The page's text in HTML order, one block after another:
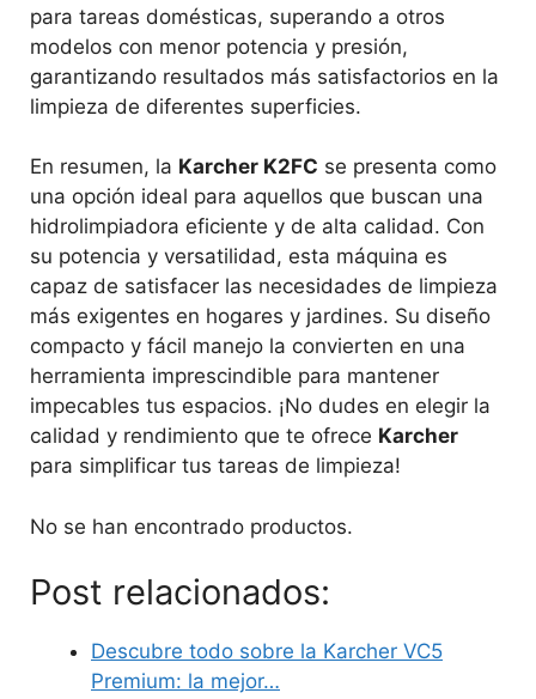
para tareas domésticas, superando a otros
modelos con menor potencia y presión,
garantizando resultados más satisfactorios en la
limpieza de diferentes superficies.
En resumen, la Karcher K2FC se presenta como
una opción ideal para aquellos que buscan una
hidrolimpiadora eficiente y de alta calidad. Con
su potencia y versatilidad, esta máquina es
capaz de satisfacer las necesidades de limpieza
más exigentes en hogares y jardines. Su diseño
compacto y fácil manejo la convierten en una
herramienta imprescindible para mantener
impecables tus espacios. ¡No dudes en elegir la
calidad y rendimiento que te ofrece Karcher
para simplificar tus tareas de limpieza!
No se han encontrado productos.
Post relacionados:
Descubre todo sobre la Karcher VC5
Premium: la mejor…